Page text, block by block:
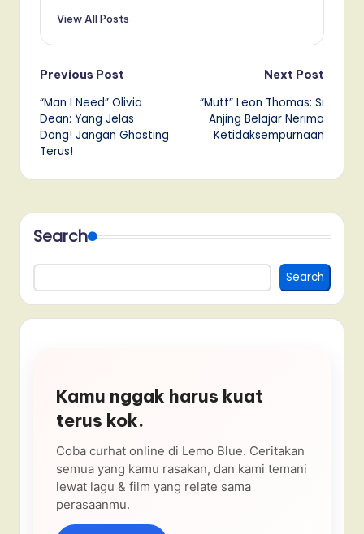
View All Posts
Post
navigation
Previous Post
“Man I Need” Olivia
Dean: Yang Jelas
Dong! Jangan Ghosting
Terus!
Next Post
“Mutt” Leon Thomas: Si
Anjing Belajar Nerima
Ketidaksempurnaan
Search
Search
Kamu nggak harus kuat
terus kok.
Coba curhat online di Lemo Blue. Ceritakan
semua yang kamu rasakan, dan kami temani
lewat lagu & film yang relate sama
perasaanmu.